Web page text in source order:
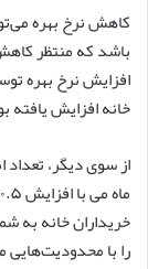
کاهش نرخ بهره
باشد که منتظر
افزایش نرخ بهره
خانه افزایش یافته
از سوی دیگر،
خریداران خانه به
را با محدودیت‌هایی